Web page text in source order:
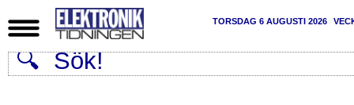
TORSDAG 6 AUGUSTI 2026